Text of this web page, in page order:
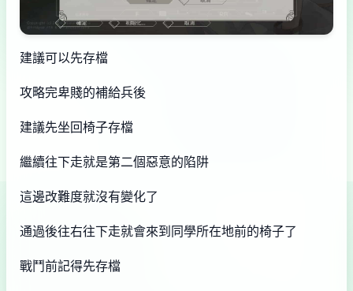
建議可以先存檔
攻略完卑賤的補給兵後
建議先坐回椅子存檔
繼續往下走就是第二個惡意的陷阱
這邊改難度就沒有變化了
通過後往右往下走就會來到同學所在地前的椅子了
戰鬥前記得先存檔